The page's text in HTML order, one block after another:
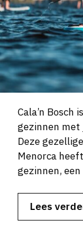
Cala’n Bosch
gezinnen met
Deze
Menorca
gezinnen,
Lees